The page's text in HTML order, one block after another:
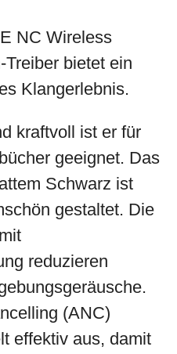
NC Wireless
bietet ein
Klangerlebnis.
kraftvoll ist er für
geeignet. Das
Schwarz ist
gestaltet. Die
reduzieren
(ANC)
effektiv aus, damit